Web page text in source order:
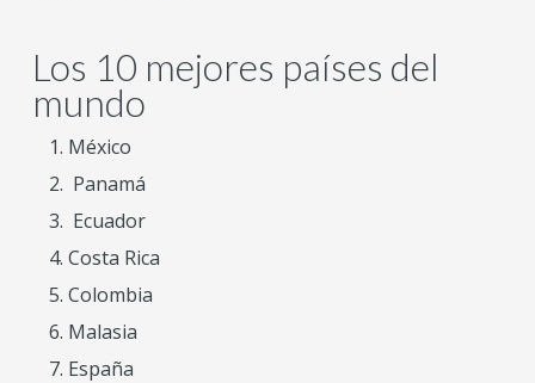
Los 10 mejores países del
mundo
México
Panamá
Ecuador
Costa Rica
Colombia
Malasia
España